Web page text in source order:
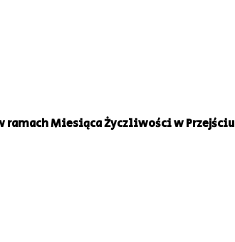
Miesiąca Życzliwości w Przejściu